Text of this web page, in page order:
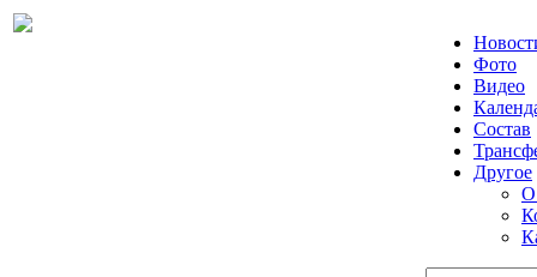
Фото
Видео
Состав
Другое
О